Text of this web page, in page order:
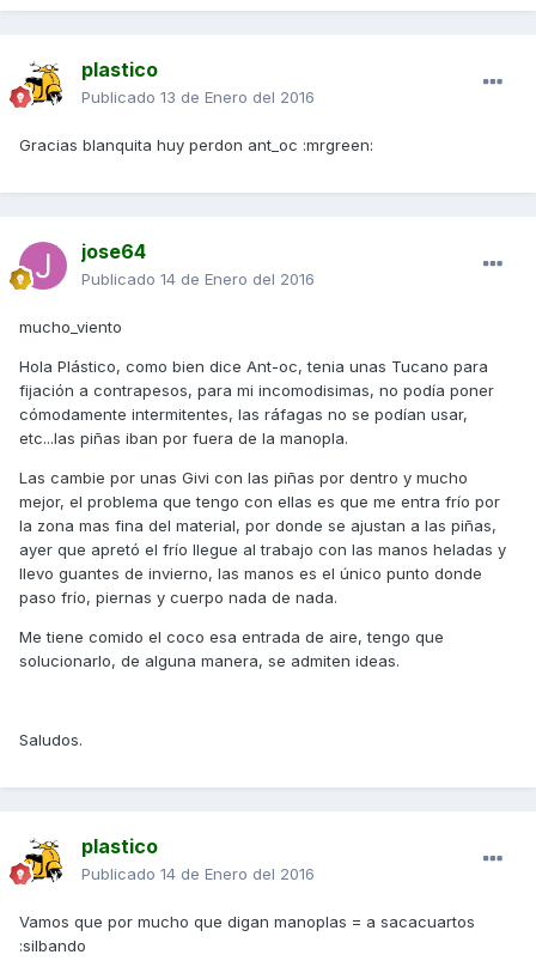
plastico
Publicado 13 de Enero del 2016
Gracias blanquita huy perdon ant_oc :mrgreen:
jose64
Publicado 14 de Enero del 2016
mucho_viento
Hola Plástico, como bien dice Ant-oc, tenia unas Tucano para
fijación a contrapesos, para mi incomodisimas, no podía poner
cómodamente intermitentes, las ráfagas no se podían usar,
etc...las piñas iban por fuera de la manopla.
Las cambie por unas Givi con las piñas por dentro y mucho
mejor, el problema que tengo con ellas es que me entra frío por
la zona mas fina del material, por donde se ajustan a las piñas,
ayer que apretó el frío llegue al trabajo con las manos heladas y
llevo guantes de invierno, las manos es el único punto donde
paso frío, piernas y cuerpo nada de nada.
Me tiene comido el coco esa entrada de aire, tengo que
solucionarlo, de alguna manera, se admiten ideas.
Saludos.
plastico
Publicado 14 de Enero del 2016
Vamos que por mucho que digan manoplas = a sacacuartos
:silbando